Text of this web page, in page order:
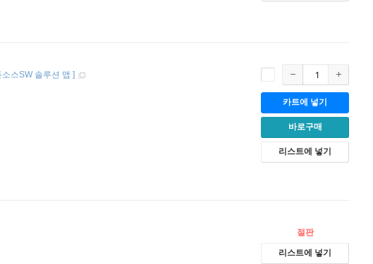
스SW 솔루션 맵 ]
카트에 넣기
바로구매
리스트에 넣기
절판
리스트에 넣기